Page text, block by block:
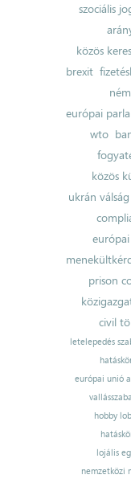
szociális
közös
brexit
európai
wto
közös
ukrán válság
prison
civil
letelepedés
európai unió
hobby
lojális
nemzetközi